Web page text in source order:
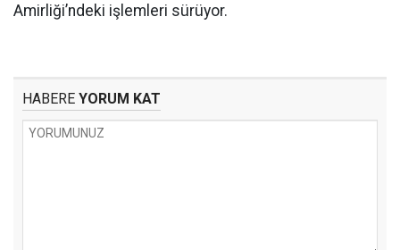
Amirliği’ndeki işlemleri sürüyor.
HABERE YORUM KAT